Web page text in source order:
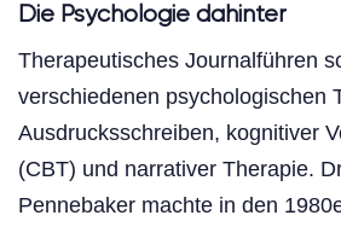
Die Psychologie dahinter
Therapeutisches Journalführen
verschiedenen psychologischen
Ausdrucksschreiben, kognitiver
(CBT) und narrativer Therapie.
Pennebaker machte in den